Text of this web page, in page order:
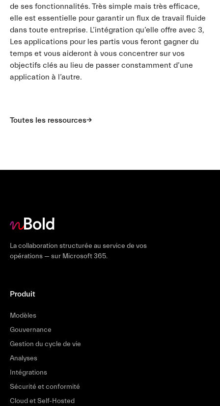
de ses fonctionnalités. Très simple mais très efficace,
elle est essentielle pour garantir un flux de travail fluide
dans toute entreprise. L’intégration qu’elle offre avec 3,
Les applications pour les partis vous feront gagner du
temps et vous aideront à vous concentrer sur vos
objectifs clés au lieu de passer constamment d’une
application à l’autre.
Toutes les ressources
La collaboration structurée au service de vos
opérations — sur Microsoft 365.
Produit
Modèles
Gouvernance
Gestion du cycle de vie
Analyses
Intégrations
Sécurité et conformité
Cloud et Self-Hosted